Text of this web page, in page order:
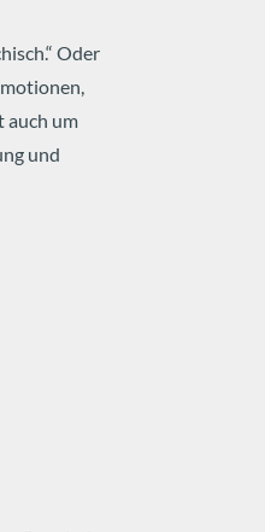
Oder
auch um
und